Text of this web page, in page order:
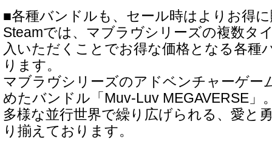
■各種バンドルも、セール時はよりお得
Steamでは、マブラヴシリーズの複数タ
入いただくことでお得な価格となる各種
ります。
マブラヴシリーズのアドベンチャーゲー
めたバンドル「Muv-Luv MEGAVERSE」
多様な並行世界で繰り広げられる、愛と
り揃えております。